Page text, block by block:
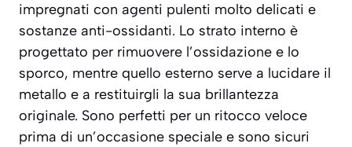
impregnati con agenti pulenti molto delicati e
sostanze anti-ossidanti. Lo strato interno è
progettato per rimuovere l’ossidazione e lo
sporco, mentre quello esterno serve a lucidare il
metallo e a restituirgli la sua brillantezza
originale. Sono perfetti per un ritocco veloce
prima di un’occasione speciale e sono sicuri